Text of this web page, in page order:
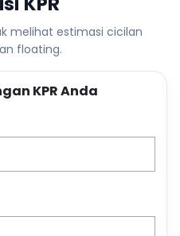
melihat estimasi cicilan
floating.
KPR Anda